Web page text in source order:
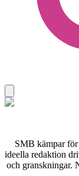
SMB kämpar för
ideella redaktion
och granskningar.